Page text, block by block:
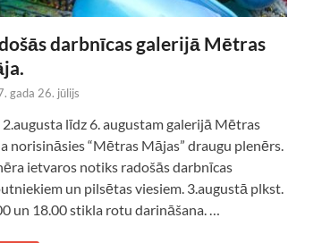
darbnīcas galerijā Mētras
gada 26. jūlijs
2.augusta līdz 6. augustam galerijā Mētras
norisināsies “Mētras Mājas” draugu plenērs.
ietvaros notiks radošās darbnīcas
un pilsētas viesiem. 3.augustā plkst.
un 18.00 stikla rotu darināšana. …